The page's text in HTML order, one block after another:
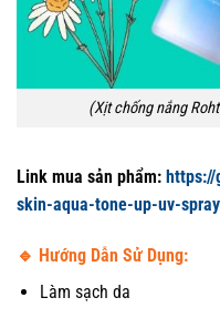
(Xịt chống nắng
Link mua sản phẩm:
skin-aqua-tone-up-uv-
🔹 Hướng Dẫn Sử Dụng:
Làm sạch da